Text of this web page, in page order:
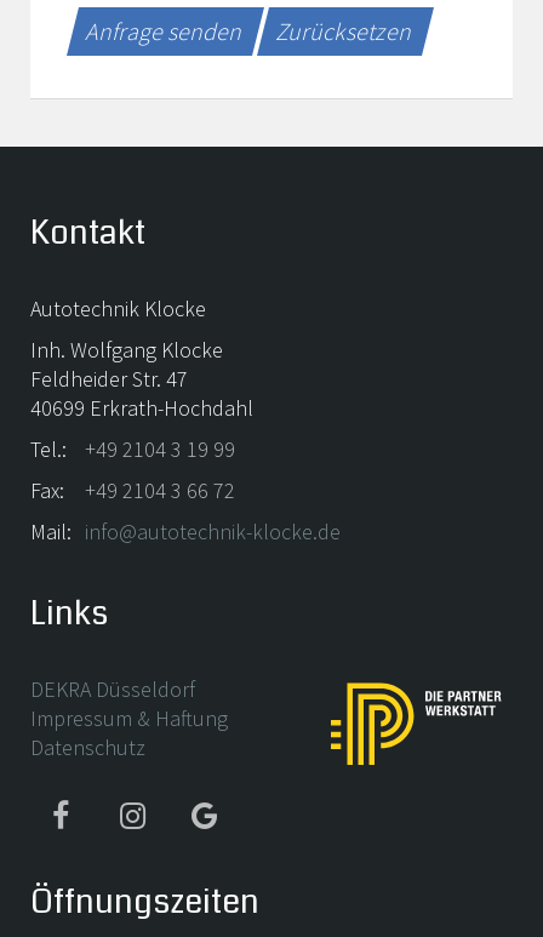
Anfrage senden Zurücksetzen
Kontakt
Autotechnik Klocke
Inh. Wolfgang Klocke
Feldheider Str. 47
40699 Erkrath-Hochdahl
Tel.:
+49 2104 3 19 99
Fax:
+49 2104 3 66 72
Mail: info@autotechnik-klocke.de
Links
DEKRA Düsseldorf
Impressum & Haftung
Datenschutz
Öffnungszeiten